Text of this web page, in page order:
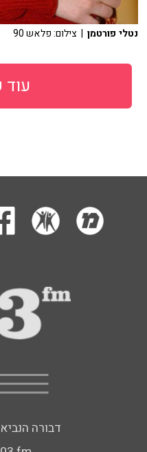
נטלי פורטמן | צילום: פלאש 90
דבורה הנביאה 6, רמת